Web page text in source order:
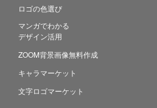
ロゴの色選び
マンガでわかる
デザイン活用
ZOOM背景画像無料作成
キャラマーケット
文字ロゴマーケット